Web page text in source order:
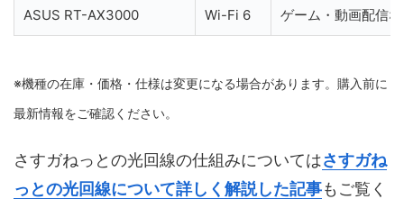
ASUS RT-AX3000 Wi-Fi 6 ゲーム・動画配信
※機種の在庫・価格・仕様は変更になる場合があります。購入前に
最新情報をご確認ください。
さすガねっとの光回線の仕組みについてはさすガね
っとの光回線について詳しく解説した記事もご覧く